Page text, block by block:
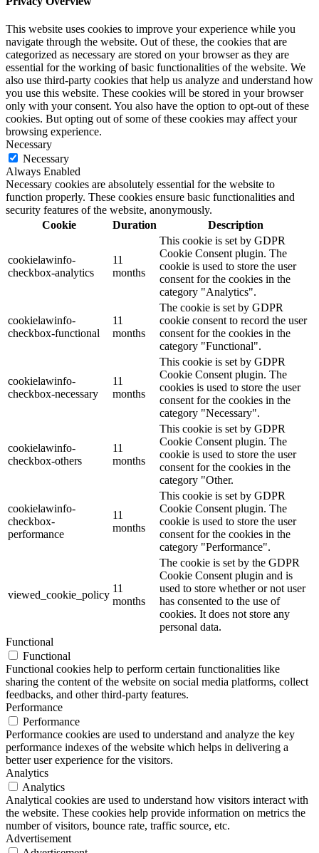
This website uses cookies to improve your experience while you
navigate through the website. Out of these, the cookies that are
categorized as necessary are stored on your browser as they are
essential for the working of basic functionalities of the website. We
also use third-party cookies that help us analyze and understand how
you use this website. These cookies will be stored in your browser
only with your consent. You also have the option to opt-out of these
cookies. But opting out of some of these cookies may affect your
browsing experience.
Necessary
Necessary
Always Enabled
Necessary cookies are absolutely essential for the website to
function properly. These cookies ensure basic functionalities and
security features of the website, anonymously.
Cookie
Duration Description
cookielawinfo-
checkbox-analytics
11
months
This cookie is set by GDPR
Cookie Consent plugin. The
cookie is used to store the user
consent for the cookies in the
category "Analytics".
cookielawinfo-
checkbox-functional
11
months
The cookie is set by GDPR
cookie consent to record the user
consent for the cookies in the
category "Functional".
cookielawinfo-
checkbox-necessary
11
months
This cookie is set by GDPR
Cookie Consent plugin. The
cookies is used to store the user
consent for the cookies in the
category "Necessary".
cookielawinfo-
checkbox-others
11
months
This cookie is set by GDPR
Cookie Consent plugin. The
cookie is used to store the user
consent for the cookies in the
category "Other.
cookielawinfo-
checkbox-
performance
11
months
This cookie is set by GDPR
Cookie Consent plugin. The
cookie is used to store the user
consent for the cookies in the
category "Performance".
viewed_cookie_policy
11
months
The cookie is set by the GDPR
Cookie Consent plugin and is
used to store whether or not user
has consented to the use of
cookies. It does not store any
personal data.
Functional
Functional
Functional cookies help to perform certain functionalities like
sharing the content of the website on social media platforms, collect
feedbacks, and other third-party features.
Performance
Performance
Performance cookies are used to understand and analyze the key
performance indexes of the website which helps in delivering a
better user experience for the visitors.
Analytics
Analytics
Analytical cookies are used to understand how visitors interact with
the website. These cookies help provide information on metrics the
number of visitors, bounce rate, traffic source, etc.
Advertisement